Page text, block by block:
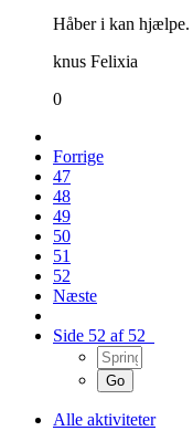
Håber i kan hjælpe.
knus Felixia
0
Forrige
47
48
49
50
51
52
Næste
Side 52 af 52
Alle aktiviteter